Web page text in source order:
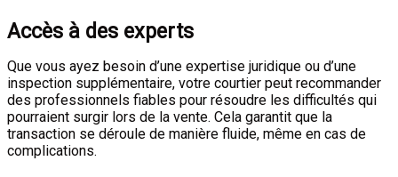
Accès à des experts
Que vous ayez besoin d’une expertise juridique ou d’une
inspection supplémentaire, votre courtier peut recommander
des professionnels fiables pour résoudre les difficultés qui
pourraient surgir lors de la vente. Cela garantit que la
transaction se déroule de manière fluide, même en cas de
complications.